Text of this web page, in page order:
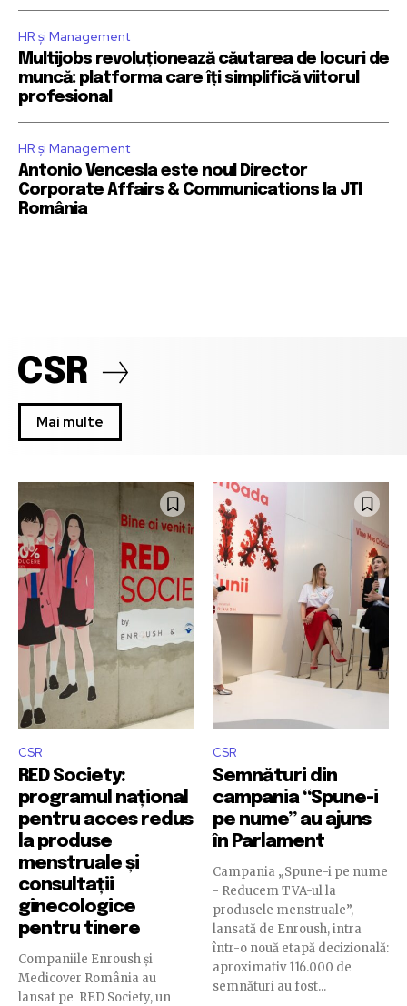
HR și Management
Multijobs revoluționează căutarea de locuri de
muncă: platforma care îți simplifică viitorul
profesional
HR și Management
Antonio Vencesla este noul Director
Corporate Affairs & Communications la JTI
România
CSR
Mai multe
CSR
RED Society:
programul național
pentru acces redus
la produse
menstruale și
consultații
ginecologice
pentru tinere
Companiile Enroush și
Medicover România au
lansat pe RED Society, un
CSR
Semnături din
campania “Spune-i
pe nume” au ajuns
în Parlament
Campania „Spune-i pe nume
- Reducem TVA-ul la
produsele menstruale”,
lansată de Enroush, intra
într-o nouă etapă decizională:
aproximativ 116.000 de
semnături au fost...